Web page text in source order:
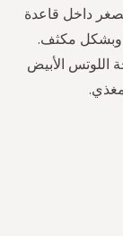
داخل قاعدة
وبشكل مكثف.
اللوتس الأبيض